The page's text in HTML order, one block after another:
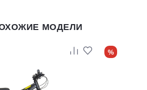
МОДЕЛИ
%